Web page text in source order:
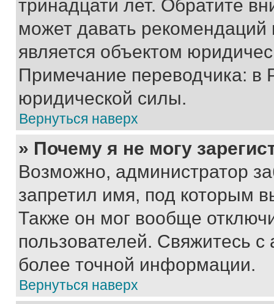
тринадцати лет. Обратите
может давать
является объектом
Примечание переводчика: в
юридической силы.
Вернуться наверх
» Почему я не могу
Возможно, администратор
запретил имя, под которым
Также он мог вообще
пользователей. Свяжитесь
более точной информации.
Вернуться наверх